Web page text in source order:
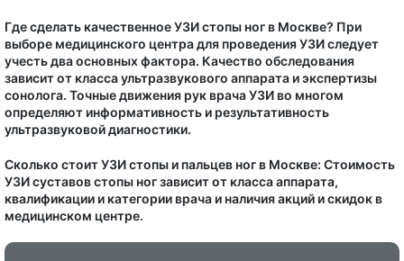
Где сделать качественное УЗИ стопы ног в Москве? При
выборе медицинского центра для проведения УЗИ следует
учесть два основных фактора. Качество обследования
зависит от класса ультразвукового аппарата и экспертизы
сонолога. Точные движения рук врача УЗИ во многом
определяют информативность и результативность
ультразвуковой диагностики.
Сколько стоит УЗИ стопы и пальцев ног в Москве: Стоимость
УЗИ суставов стопы ног зависит от класса аппарата,
квалификации и категории врача и наличия акций и скидок в
медицинском центре.